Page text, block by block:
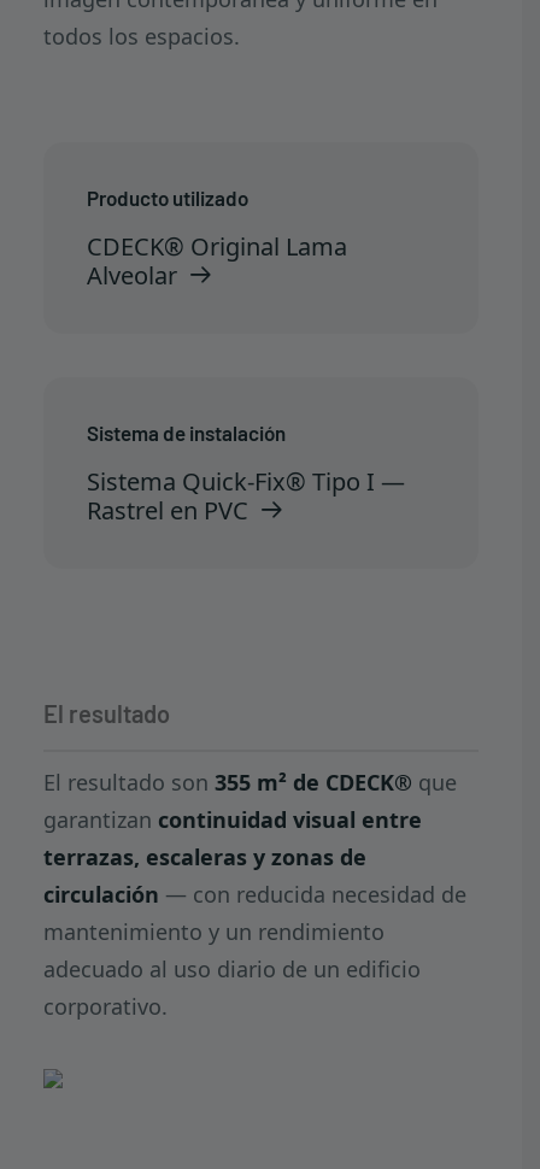
todos los espacios.
Producto utilizado
CDECK® Original Lama
Alveolar
Sistema de instalación
Sistema Quick-Fix® Tipo I —
Rastrel en PVC
El resultado
El resultado son 355 m² de CDECK® que
garantizan continuidad visual entre
terrazas, escaleras y zonas de
circulación — con reducida necesidad de
mantenimiento y un rendimiento
adecuado al uso diario de un edificio
corporativo.